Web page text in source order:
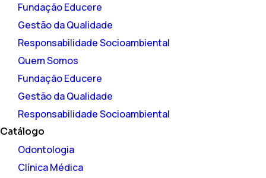
Fundação Educere
Gestão da Qualidade
Responsabilidade Socioambiental
Quem Somos
Fundação Educere
Gestão da Qualidade
Responsabilidade Socioambiental
Catálogo
Odontologia
Clínica Médica